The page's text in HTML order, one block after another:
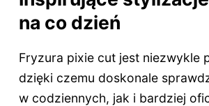
na co dzień
Fryzura pixie cut jest niezwykle
dzięki czemu doskonale
w codziennych, jak i bardziej